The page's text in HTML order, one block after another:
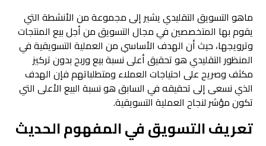
ماهو التسويق التقليدي يشير إلى مجموعة من الأنشطة التي
يقوم بها المتخصصين في مجال التسويق من أجل بيع المنتجات
وترويجها، حيث أن الهدف الأساسي من العملية التسويقية في
المنظور التقليدي هو تحقيق أعلى نسبة بيع وربح بدون تركيز
مكثف وصريح على احتياجات العملاء ومتطلباتهم فإن الهدف
الذي نسعى إلى تحقيقه في السابق هو نسبة البيع الأعلى التي
تكون مؤشر لنجاح العملية التسويقية.
تعريف التسويق في المفهوم الحديث